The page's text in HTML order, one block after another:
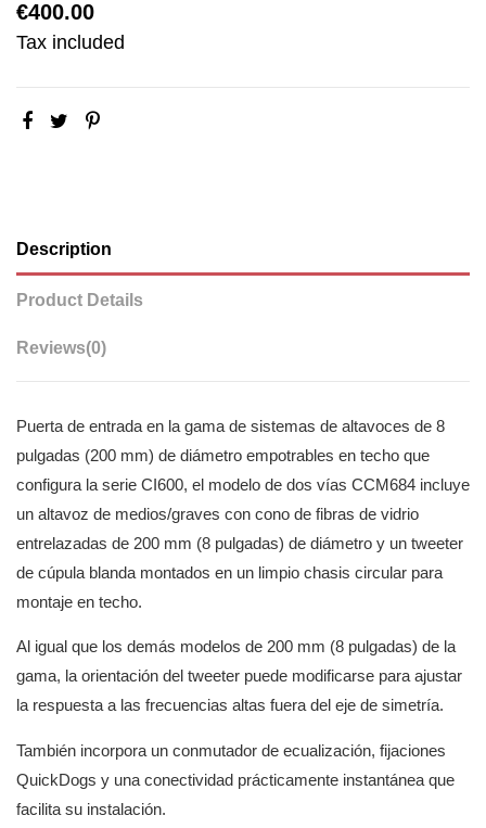
€400.00
Tax included
Description
Product Details
Reviews(0)
Puerta de entrada en la gama de sistemas de altavoces de 8
pulgadas (200 mm) de diámetro empotrables en techo que
configura la serie CI600, el modelo de dos vías CCM684 incluye
un altavoz de medios/graves con cono de fibras de vidrio
entrelazadas de 200 mm (8 pulgadas) de diámetro y un tweeter
de cúpula blanda montados en un limpio chasis circular para
montaje en techo.
Al igual que los demás modelos de 200 mm (8 pulgadas) de la
gama, la orientación del tweeter puede modificarse para ajustar
la respuesta a las frecuencias altas fuera del eje de simetría.
También incorpora un conmutador de ecualización, fijaciones
QuickDogs y una conectividad prácticamente instantánea que
facilita su instalación.